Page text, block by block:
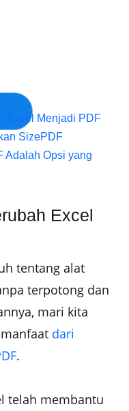
Excel Menjadi PDF
SizePDF
Adalah Opsi yang
Excel
tentang alat
terpotong dan
mari kita
dari
.
telah membantu